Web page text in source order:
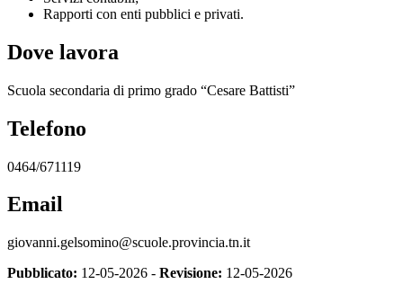
Rapporti con enti pubblici e privati.
Dove lavora
Scuola secondaria di primo grado “Cesare Battisti”
Telefono
0464/671119
Email
giovanni.gelsomino@scuole.provincia.tn.it
Pubblicato: 12-05-2026 - Revisione: 12-05-2026